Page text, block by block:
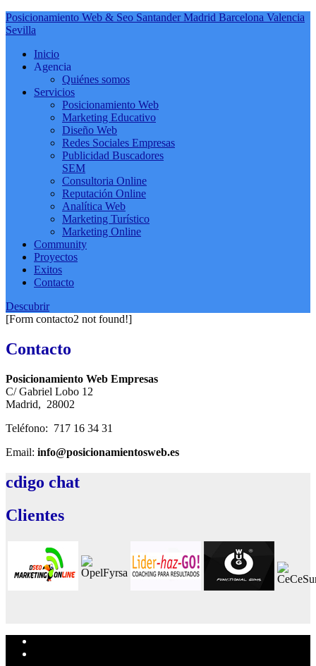
Posicionamiento Web & Seo Santander Madrid Barcelona Valencia
Sevilla
Inicio
Agencia
Quiénes somos
Servicios
Posicionamiento Web
Marketing Educativo
Diseño Web
Redes Sociales Empresas
Publicidad Buscadores
SEM
Consultoria Online
Reputación Online
Analítica Web
Marketing Turístico
Marketing Online
Community
Proyectos
Exitos
Contacto
Descubrir
[Form contacto2 not found!]
Contacto
Posicionamiento Web Empresas
C/ Gabriel Lobo 12
Madrid, 28002
Teléfono: 717 16 34 31
Email: info@posicionamientosweb.es
cdigo chat
Clientes